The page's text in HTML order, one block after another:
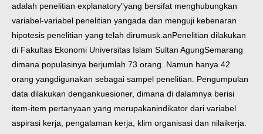
adalah penelitian explanatory"yang bersifat menghubungkan
variabel-variabel penelitian yangada dan menguji kebenaran
hipotesis penelitian yang telah dirumusk.anPenelitian dilakukan
di Fakultas Ekonomi Universitas Islam Sultan AgungSemarang
dimana populasinya berjumlah 73 orang. Namun hanya 42
orang yangdigunakan sebagai sampel penelitian. Pengumpulan
data dilakukan dengankuesioner, dimana di dalamnya berisi
item-item pertanyaan yang merupakanindikator dari variabel
aspirasi kerja, pengalaman kerja, klim organisasi dan nilaikerja.